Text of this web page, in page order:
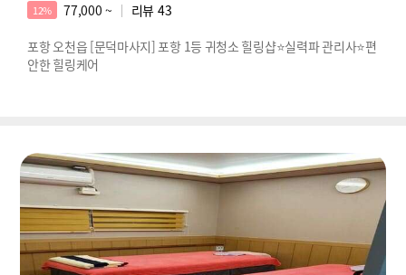
12% 77,000 ~ 리뷰 43
포항 오천읍 [문덕마사지] 포항 1등 귀청소 힐링샵⭐실력파 관리사⭐편
안한 힐링케어